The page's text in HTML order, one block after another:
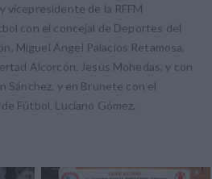
vicepresidente de la RFFM
con el concejal de Deportes del
Miguel Ángel Palacios Retamosa,
Alcorcón, Jesús Mohedas, y con
Sánchez, y en Brunete con el
Fútbol, Luciano Gómez.